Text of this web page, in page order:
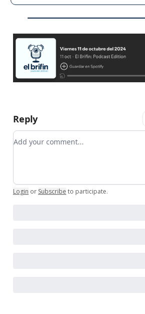
Reply
Add your comment
Login or Subscribe to participate.